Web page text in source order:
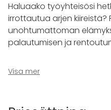
Haluaako työyhteisösi
irrottautua arjen kiireistä?
unohtumattoman
palautumisen ja
Rentovillassa
tarpeet vaihtelevat
Visa mer